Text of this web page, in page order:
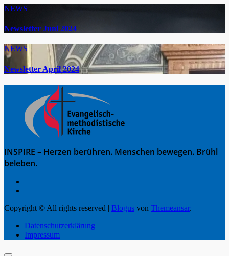
NEWS
Newsletter Juni 2024
NEWS
Newsletter April 2024
INSPIRE – Herzen berühren. Menschen bewegen. Brühl
beleben.
Copyright © All rights reserved | Blogus von Themeansar.
Datenschutzerklärung
Impressum